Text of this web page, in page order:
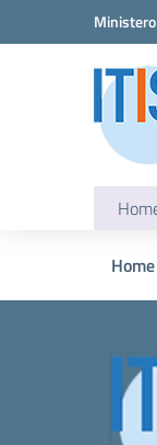
Vai ai contenuti
Vai al menu di
Home